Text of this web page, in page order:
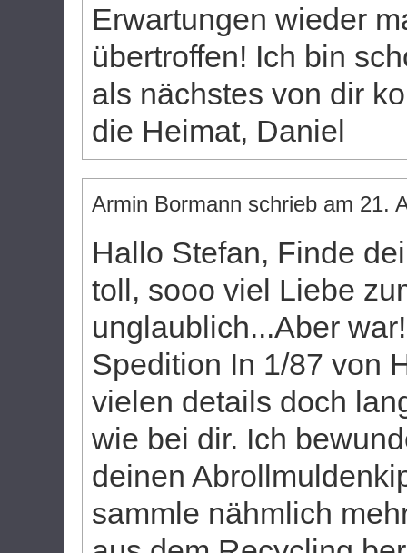
Erwartungen wieder
übertroffen! Ich bin
als nächstes von dir
die Heimat, Daniel
Armin Bormann schrieb am 21.
Hallo Stefan, Finde
toll, sooo viel Liebe
unglaublich...Aber
Spedition In 1/87 von
vielen details doch
wie bei dir. Ich
deinen
sammle nähmlich